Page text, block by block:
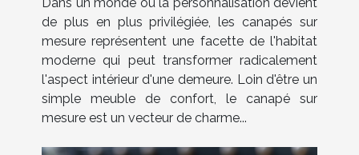
de plus en plus privilégiée, les canapés sur
mesure représentent une facette de l'habitat
moderne qui peut transformer radicalement
l'aspect intérieur d'une demeure. Loin d'être un
simple meuble de confort, le canapé sur
mesure est un vecteur de charme...